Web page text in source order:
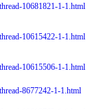
10681821-1-1.html
10615422-1-1.html
10615506-1-1.html
8677242-1-1.html